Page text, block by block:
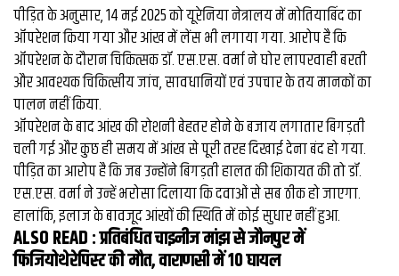
देश
पीड़ित के अनुसार, 14 मई 2025 को यूरेनिया नेत्रालय में मोतियाबिंद का
ऑपरेशन किया गया और आंख में लेंस भी लगाया गया. आरोप है कि
ऑपरेशन के दौरान चिकित्सक डॉ. एस.एस. वर्मा ने घोर लापरवाही बरती
और आवश्यक चिकित्सीय जांच, सावधानियों एवं उपचार के तय मानकों का
पालन नहीं किया.
ऑपरेशन के बाद आंख की रोशनी बेहतर होने के बजाय लगातार बिगड़ती
चली गई और कुछ ही समय में आंख से पूरी तरह दिखाई देना बंद हो गया.
पीड़ित का आरोप है कि जब उन्होंने बिगड़ती हालत की शिकायत की तो डॉ.
एस.एस. वर्मा ने उन्हें भरोसा दिलाया कि दवाओं से सब ठीक हो जाएगा.
हालांकि, इलाज के बावजूद आंखों की स्थिति में कोई सुधार नहीं हुआ.
ALSO READ :प्रतिबंधित चाइनीज मांझ से जौनपुर में
फिजियोथेरेपिस्‍ट की मौत, वाराणसी में 10 घायल